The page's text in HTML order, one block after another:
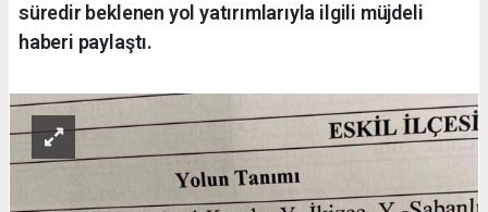
süredir beklenen yol yatırımlarıyla ilgili müjdeli
haberi paylaştı.